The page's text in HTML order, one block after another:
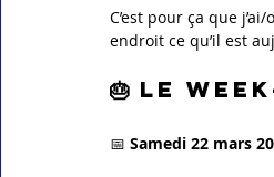
C’est pour ça que
endroit ce qu’il est
🎂 LE
📅 Samedi 22 mars